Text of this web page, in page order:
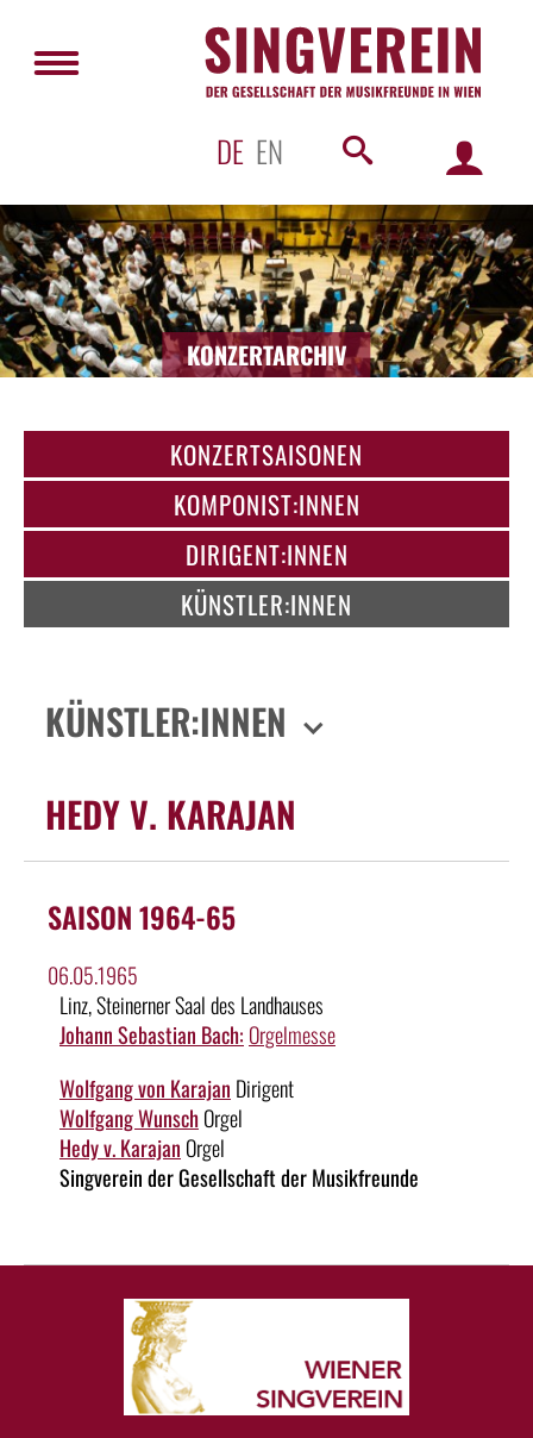
DE EN
KONZERTARCHIV
KONZERTSAISONEN
KOMPONIST:INNEN
DIRIGENT:INNEN
KÜNSTLER:INNEN
KÜNSTLER:INNEN
HEDY V. KARAJAN
SAISON 1964-65
06.05.1965
Linz, Steinerner Saal des Landhauses
Johann Sebastian Bach: Orgelmesse
Wolfgang von Karajan Dirigent
Wolfgang WunschOrgel
Hedy v. Karajan Orgel
Singverein der Gesellschaft der Musikfreunde